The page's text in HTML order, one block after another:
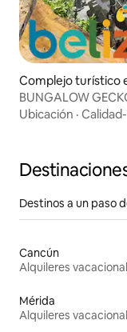
Complejo turístico
BUNGALOW
Ubicación ·
Destinos a un paso
Cancún
Alquileres
Mérida
Alquileres